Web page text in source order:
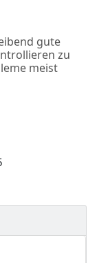
gute
zu
meist